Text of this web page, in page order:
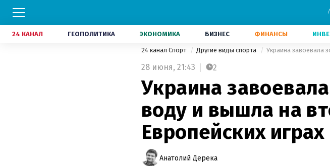
24 КАНАЛ ГЕОПОЛИТИКА ЭКОНОМИКА БИЗНЕС ФИНАНСЫ
24 канал Спорт Другие виды спорта
28 июня, 21:43 2
Украина
воду и вышла на
Европейских играх
Анатолий Дерека